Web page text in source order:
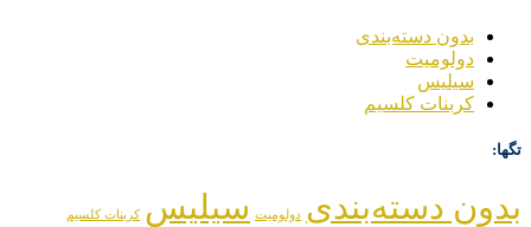
بدون دسته‌بندی
دولومیت
سیلیس
کربنات کلسیم
تگها:
بدون دسته‌بندی دولومیت سیلیس کربنات کلسیم